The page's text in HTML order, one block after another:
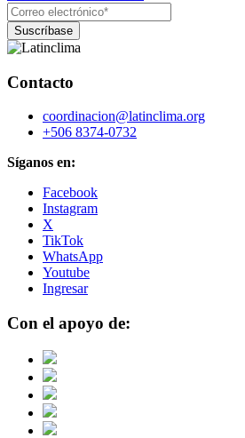
Contacto
coordinacion@latinclima.org
+506 8374-0732
Síganos en:
Facebook
Instagram
X
TikTok
WhatsApp
Youtube
Ingresar
Con el apoyo de: